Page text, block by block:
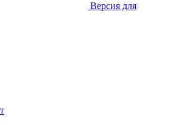
Версия для